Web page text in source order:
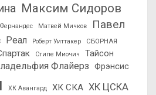
Максим Сидоров
Матвей Мичков
Павел
Реал Роберт Уиттакер
СБОРНАЯ
Стипе Миочич
Тайсон
Флайерз Фрэнсис
ХК Авангард ХК СКА ХК ЦСКА